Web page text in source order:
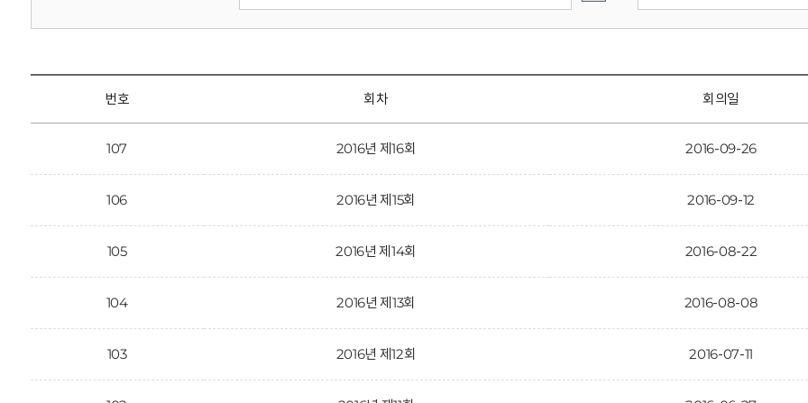
번호 회차 회의일
107 2016년 제16회 2016-09-26
106 2016년 제15회 2016-09-12
105 2016년 제14회 2016-08-22
104 2016년 제13회 2016-08-08
103 2016년 제12회 2016-07-11